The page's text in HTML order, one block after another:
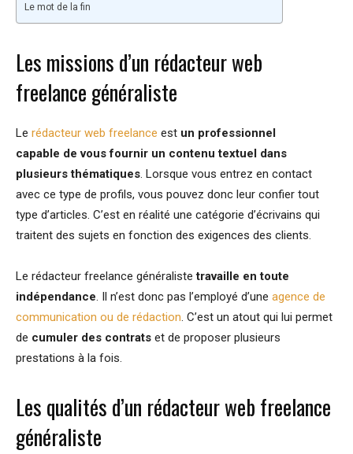
Le mot de la fin
Les missions d’un rédacteur web
freelance généraliste
Le rédacteur web freelance est un professionnel
capable de vous fournir un contenu textuel dans
plusieurs thématiques. Lorsque vous entrez en contact
avec ce type de profils, vous pouvez donc leur confier tout
type d’articles. C’est en réalité une catégorie d’écrivains qui
traitent des sujets en fonction des exigences des clients.
Le rédacteur freelance généralistetravaille en toute
indépendance. Il n’est donc pas l’employé d’une agence de
communication ou de rédaction. C’est un atout qui lui permet
de cumuler des contrats et de proposer plusieurs
prestations à la fois.
Les qualités d’un rédacteur web freelance
généraliste